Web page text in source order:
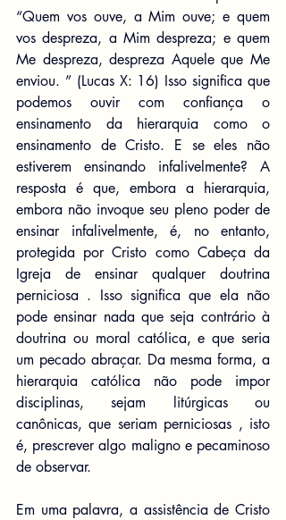
“Quem vos ouve, a Mim ouve; e quem
vos despreza, a Mim despreza; e quem
Me despreza, despreza Aquele que Me
enviou. ” (Lucas X: 16) Isso significa que
podemos ouvir com confiança o
ensinamento da hierarquia como o
ensinamento de Cristo. E se eles não
estiverem ensinando infalivelmente? A
resposta é que, embora a hierarquia,
embora não invoque seu pleno poder de
ensinar infalivelmente, é, no entanto,
protegida por Cristo como Cabeça da
Igreja de ensinar qualquer doutrina
perniciosa . Isso significa que ela não
pode ensinar nada que seja contrário à
doutrina ou moral católica, e que seria
um pecado abraçar. Da mesma forma, a
hierarquia católica não pode impor
disciplinas, sejam litúrgicas ou
canônicas, que seriam perniciosas , isto
é, prescrever algo maligno e pecaminoso
de observar.
Em uma palavra, a assistência de Cristo